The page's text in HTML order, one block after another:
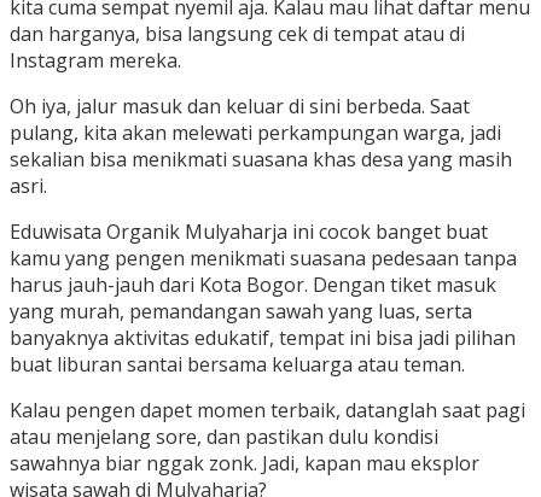
kita cuma sempat nyemil aja. Kalau mau lihat daftar menu
dan harganya, bisa langsung cek di tempat atau di
Instagram mereka.
Oh iya, jalur masuk dan keluar di sini berbeda. Saat
pulang, kita akan melewati perkampungan warga, jadi
sekalian bisa menikmati suasana khas desa yang masih
asri.
Eduwisata Organik Mulyaharja ini cocok banget buat
kamu yang pengen menikmati suasana pedesaan tanpa
harus jauh-jauh dari Kota Bogor. Dengan tiket masuk
yang murah, pemandangan sawah yang luas, serta
banyaknya aktivitas edukatif, tempat ini bisa jadi pilihan
buat liburan santai bersama keluarga atau teman.
Kalau pengen dapet momen terbaik, datanglah saat pagi
atau menjelang sore, dan pastikan dulu kondisi
sawahnya biar nggak zonk. Jadi, kapan mau eksplor
wisata sawah di Mulyaharja?